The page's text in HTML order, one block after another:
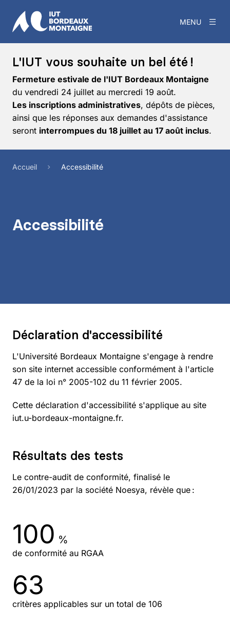
MENU
L'IUT vous souhaite un bel été !
Fermeture estivale de l'IUT Bordeaux Montaigne
du vendredi 24 juillet au mercredi 19 août.
Les inscriptions administratives, dépôts de pièces,
ainsi que les réponses aux demandes d'assistance
seront interrompues du 18 juillet au 17 août inclus.
Accueil Accessibilité
Accessibilité
Déclaration d'accessibilité
L'Université Bordeaux Montaigne s'engage à rendre
son site internet accessible conformément à l'article
47 de la loi n° 2005-102 du 11 février 2005.
Cette déclaration d'accessibilité s'applique au site
iut.u-bordeaux-montaigne.fr.
Résultats des tests
Le contre-audit de conformité, finalisé le
26/01/2023 par la société Noesya, révèle que :
100 %
de conformité au RGAA
63
critères applicables sur un total de 106